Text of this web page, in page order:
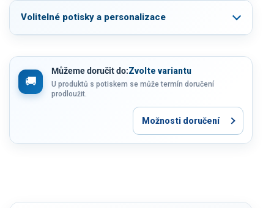
Volitelné potisky a personalizace
Můžeme doručit do:Zvolte variantu
U produktů s potiskem se může termín doručení
prodloužit.
Možnosti doručení